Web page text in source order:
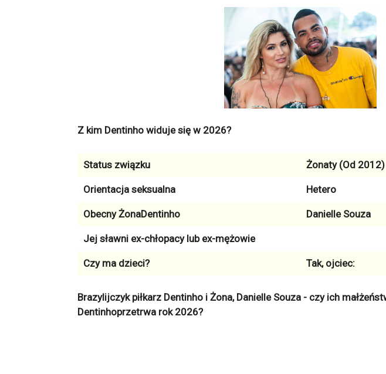
Z kim Dentinho widuje się w 2026?
Status związku Żonaty (Od 2012)
Orientacja seksualna Hetero
Obecny ŻonaDentinho Danielle Souza
Jej sławni ex-chłopacy lub ex-mężowie
Czy ma dzieci? Tak, ojciec:
Brazylijczyk piłkarz Dentinho i Żona, Danielle Souza - czy ich
Dentinhoprzetrwa rok 2026?